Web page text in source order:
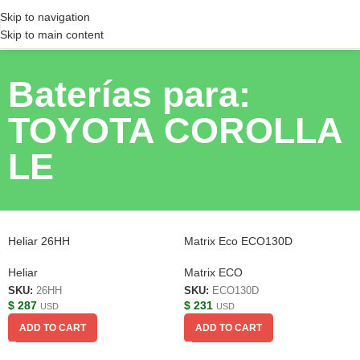
Skip to navigation
Skip to main content
Baterías para:
TOYOTA COROLLA
LE
Heliar 26HH
Heliar
SKU: 26HH
$ 287 USD
ADD TO CART
Matrix Eco ECO130D
Matrix ECO
SKU: ECO130D
$ 231 USD
ADD TO CART